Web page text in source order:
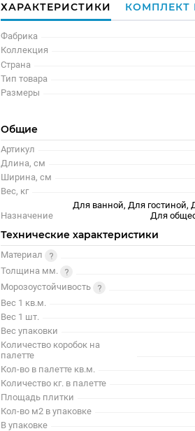
ХАРАКТЕРИСТИКИ
Фабрика
Коллекция
Страна
Тип товара
Размеры
Общие
Артикул
Длина, см
Ширина, см
Вес, кг
Назначение
Для ванной, Для гостиной,
Для
Технические характеристики
Материал
Толщина мм.
Морозоустойчивость
Вес 1 кв.м.
Вес 1 шт.
Вес упаковки
Количество коробок на
палетте
Кол-во в палетте кв.м.
Количество кг. в палетте
Площадь плитки
Кол-во м2 в упаковке
В упаковке